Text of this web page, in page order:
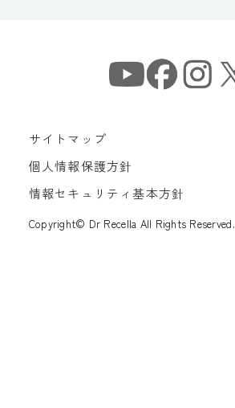
サイトマップ
個人情報保護方針
情報セキュリティ基本方針
Copyright© Dr Recella All Rights Reserved.